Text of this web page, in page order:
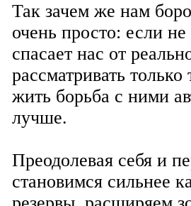
Так зачем же нам
очень просто: если
спасает нас от
рассматривать
жить борьба с ними
лучше.
Преодолевая себя и
становимся сильнее